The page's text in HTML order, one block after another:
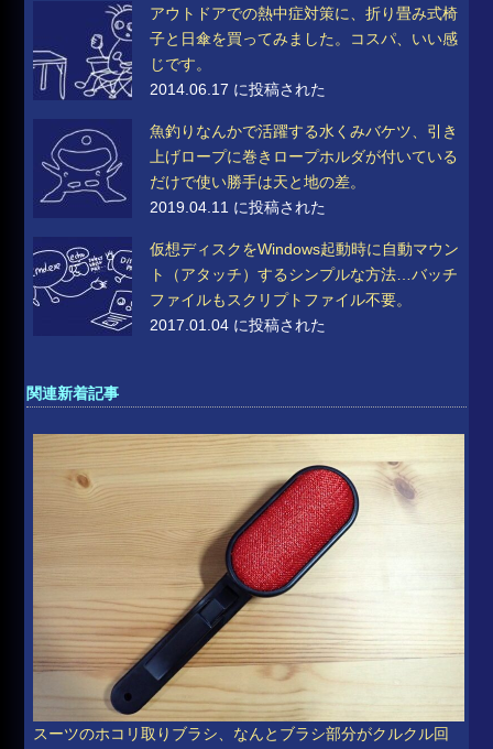
アウトドアでの熱中症対策に、折り畳み式椅
子と日傘を買ってみました。コスパ、いい感
じです。
2014.06.17 に投稿された
魚釣りなんかで活躍する水くみバケツ、引き
上げロープに巻きロープホルダが付いている
だけで使い勝手は天と地の差。
2019.04.11 に投稿された
仮想ディスクをWindows起動時に自動マウン
ト（アタッチ）するシンプルな方法…バッチ
ファイルもスクリプトファイル不要。
2017.01.04 に投稿された
関連新着記事
スーツのホコリ取りブラシ、なんとブラシ部分がクルクル回